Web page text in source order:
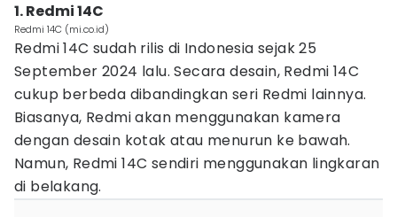
1. Redmi 14C
Redmi 14C (mi.co.id)
Redmi 14C sudah rilis di Indonesia sejak 25
September 2024 lalu. Secara desain, Redmi 14C
cukup berbeda dibandingkan seri Redmi lainnya.
Biasanya, Redmi akan menggunakan kamera
dengan desain kotak atau menurun ke bawah.
Namun, Redmi 14C sendiri menggunakan lingkaran
di belakang.